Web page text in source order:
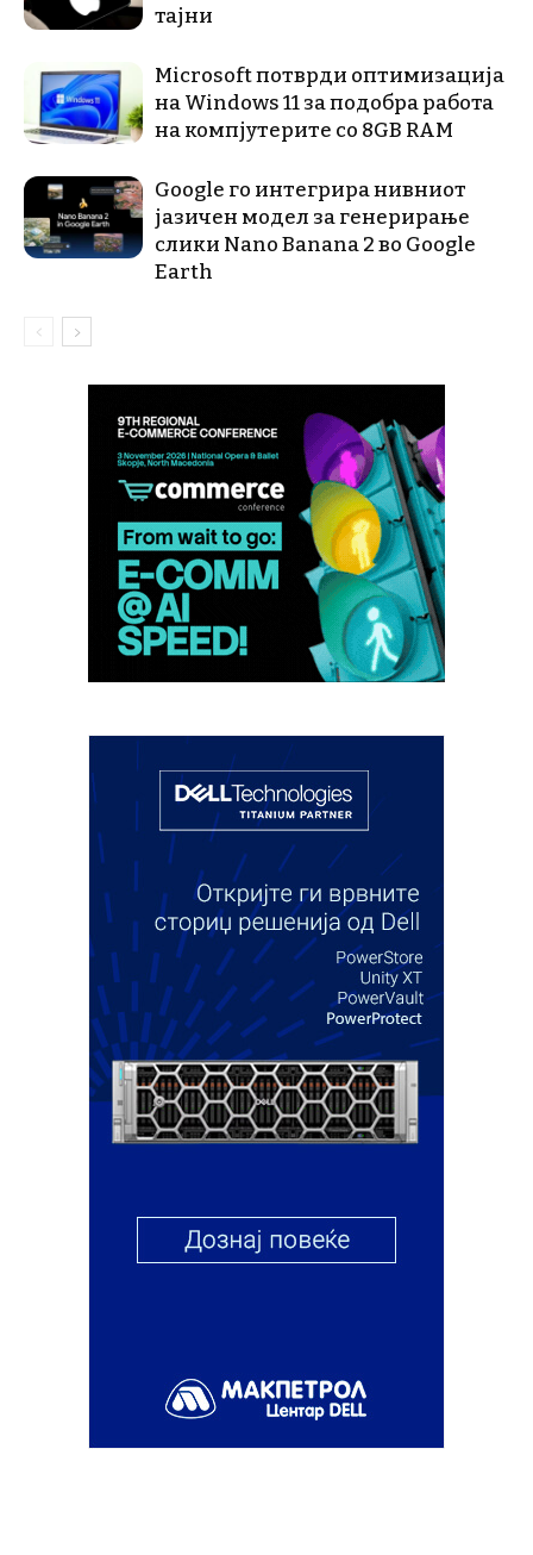
тајни
Microsoft потврди оптимизација
на Windows 11 за подобра работа
на компјутерите со 8GB RAM
Google го интегрира нивниот
јазичен модел за генерирање
слики Nano Banana 2 во Google
Earth